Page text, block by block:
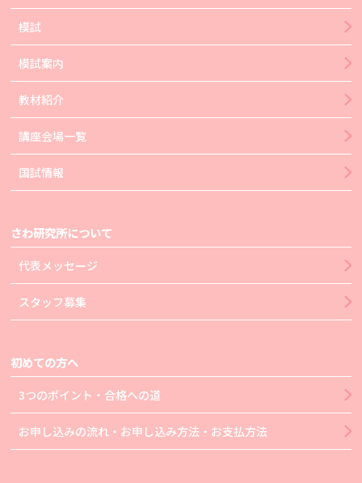
模試
模試案内
教材紹介
講座会場一覧
国試情報
さわ研究所について
代表メッセージ
スタッフ募集
初めての方へ
3つのポイント・合格への道
お申し込みの流れ・お申し込み方法・お支払方法